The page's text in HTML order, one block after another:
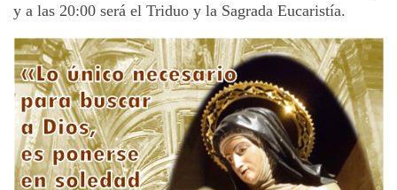
y a las 20:00 será el Triduo y la Sagrada Eucaristía.